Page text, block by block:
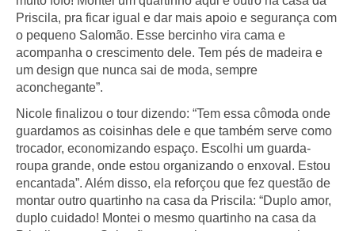
Priscila, pra ficar igual e dar mais apoio e segurança com
o pequeno Salomão. Esse bercinho vira cama e
acompanha o crescimento dele. Tem pés de madeira e
um design que nunca sai de moda, sempre
aconchegante”.
Nicole finalizou o tour dizendo: “Tem essa cômoda onde
guardamos as coisinhas dele e que também serve como
trocador, economizando espaço. Escolhi um guarda-
roupa grande, onde estou organizando o enxoval. Estou
encantada”. Além disso, ela reforçou que fez questão de
montar outro quartinho na casa da Priscila: “Duplo amor,
duplo cuidado! Montei o mesmo quartinho na casa da